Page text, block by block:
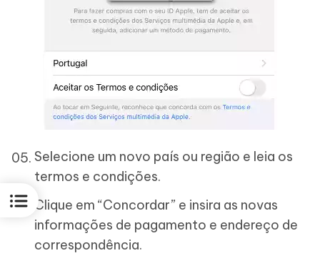
Selecione um novo país ou região e leia os
termos e condições.
Clique em “Concordar” e insira as novas
informações de pagamento e endereço de
correspondência.